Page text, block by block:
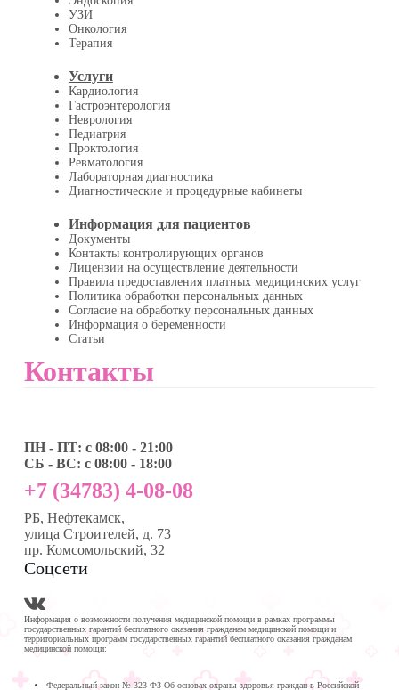
УЗИ
Онкология
Терапия
Услуги
Кардиология
Гастроэнтерология
Неврология
Педиатрия
Проктология
Ревматология
Лабораторная диагностика
Диагностические и процедурные кабинеты
Информация для пациентов
Документы
Контакты контролирующих органов
Лицензии на осуществление деятельности
Правила предоставления платных медицинских услуг
Политика обработки персональных данных
Согласие на обработку персональных данных
Информация о беременности
Статьи
Контакты
ПН - ПТ: с 08:00 - 21:00
СБ - ВС: с 08:00 - 18:00
+7 (34783) 4-08-08
РБ, Нефтекамск,
улица Строителей, д. 73
пр. Комсомольский, 32
Соцсети
Информация о возможности получения медицинской помощи в рамках программы
государственных гарантий бесплатного оказания гражданам медицинской помощи и
территориальных программ государственных гарантий бесплатного оказания гражданам
медицинской помощи:
Федеральный закон № 323-ФЗ Об основах охраны здоровья граждан в Российской